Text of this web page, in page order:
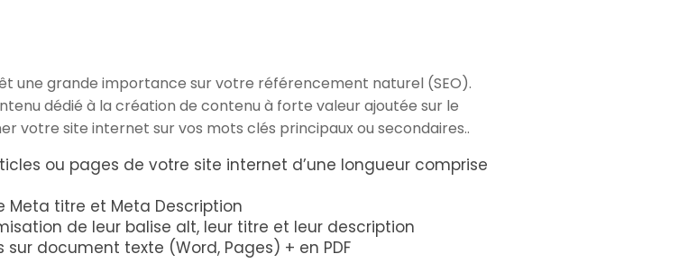
une grande importance sur votre référencement naturel (SEO).
dédié à la création de contenu à forte valeur ajoutée sur le
votre site internet sur vos mots clés principaux ou secondaires..
ou pages de votre site internet d’une longueur comprise
titre et Meta Description
de leur balise alt, leur titre et leur description
document texte (Word, Pages) + en PDF